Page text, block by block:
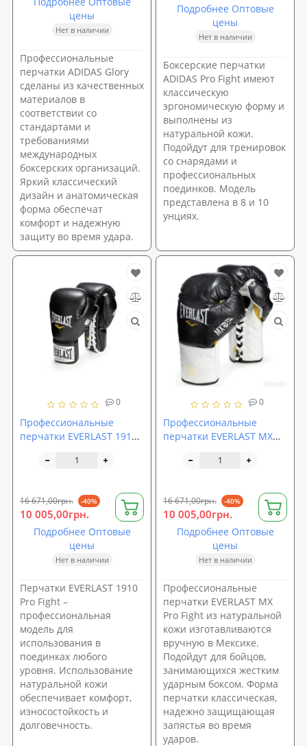
цены
Нет в наличии
Профессиональные
перчатки ADIDAS Glory
сделаны из качественных
материалов в
соответствии со
стандартами и
требованиями
международных
боксерских организаций.
Яркий классический
дизайн и анатомическая
форма обеспечат
комфорт и надежную
защиту во время удара.
Подробнее Оптовые
цены
Нет в наличии
Боксерские перчатки
ADIDAS Pro Fight имеют
классическую
эргономическую форму и
выполнены из
натуральной кожи.
Подойдут для тренировок
со снарядами и
профессиональных
поединков. Модель
представлена в 8 и 10
унциях.
0
Профессиональные
перчатки EVERLAST 1910
16 671,00грн. -40%
10 005,00грн.
Подробнее Оптовые
цены
Нет в наличии
Перчатки EVERLAST 1910
Pro Fight –
профессиональная
модель для
использования в
поединках любого
уровня. Использование
натуральной кожи
обеспечивает комфорт,
износостойкость и
долговечность.
0
Профессиональные
перчатки EVERLAST MX
16 671,00грн. -40%
10 005,00грн.
Подробнее Оптовые
цены
Нет в наличии
Профессиональные
перчатки EVERLAST MX
Pro Fight из натуральной
кожи изготавливаются
вручную в Мексике.
Подойдут для бойцов,
занимающихся жестким
ударным боксом. Форма
перчатки классическая,
надежно защищающая
запястья во время
ударов.